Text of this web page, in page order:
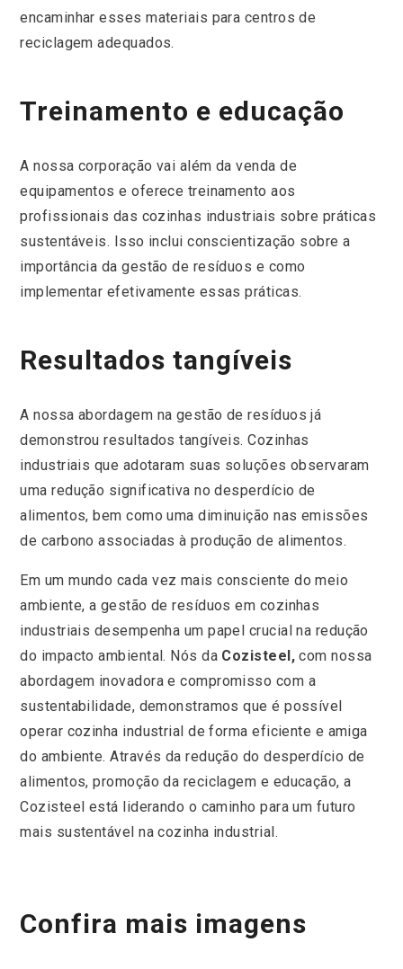
encaminhar esses materiais para centros de
reciclagem adequados.
Treinamento e educação
A nossa corporação vai além da venda de
equipamentos e oferece treinamento aos
profissionais das cozinhas industriais sobre práticas
sustentáveis. Isso inclui conscientização sobre a
importância da gestão de resíduos e como
implementar efetivamente essas práticas.
Resultados tangíveis
A nossa abordagem na gestão de resíduos já
demonstrou resultados tangíveis. Cozinhas
industriais que adotaram suas soluções observaram
uma redução significativa no desperdício de
alimentos, bem como uma diminuição nas emissões
de carbono associadas à produção de alimentos.
Em um mundo cada vez mais consciente do meio
ambiente, a gestão de resíduos em cozinhas
industriais desempenha um papel crucial na redução
do impacto ambiental. Nós da Cozisteel,com nossa
abordagem inovadora e compromisso com a
sustentabilidade, demonstramos que é possível
operar cozinha industrial de forma eficiente e amiga
do ambiente. Através da redução do desperdício de
alimentos, promoção da reciclagem e educação, a
Cozisteel está liderando o caminho para um futuro
mais sustentável na cozinha industrial.
Confira mais imagens